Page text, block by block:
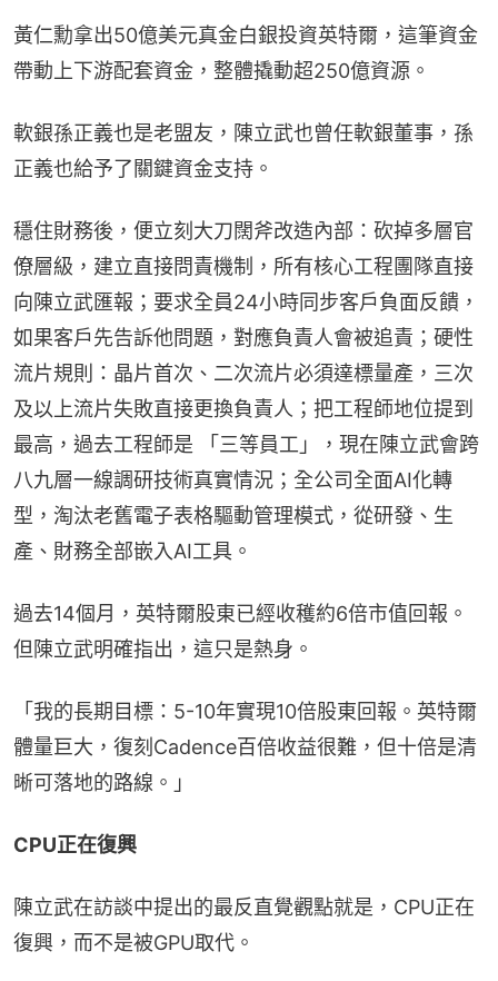
黃仁勳拿出50億美元真金白銀投資英特爾，這筆資金
帶動上下游配套資金，整體撬動超250億資源。
軟銀孫正義也是老盟友，陳立武也曾任軟銀董事，孫
正義也給予了關鍵資金支持。
穩住財務後，便立刻大刀闊斧改造內部：砍掉多層官
僚層級，建立直接問責機制，所有核心工程團隊直接
向陳立武匯報；要求全員24小時同步客戶負面反饋，
如果客戶先告訴他問題，對應負責人會被追責；硬性
流片規則：晶片首次、二次流片必須達標量產，三次
及以上流片失敗直接更換負責人；把工程師地位提到
最高，過去工程師是 「三等員工」，現在陳立武會跨
八九層一線調研技術真實情況；全公司全面AI化轉
型，淘汰老舊電子表格驅動管理模式，從研發、生
產、財務全部嵌入AI工具。
過去14個月，英特爾股東已經收穫約6倍市值回報。
但陳立武明確指出，這只是熱身。
「我的長期目標：5-10年實現10倍股東回報。英特爾
體量巨大，復刻Cadence百倍收益很難，但十倍是清
晰可落地的路線。」
CPU正在復興
陳立武在訪談中提出的最反直覺觀點就是，CPU正在
復興，而不是被GPU取代。